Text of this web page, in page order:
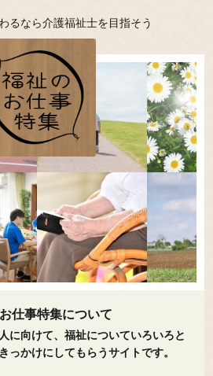
るなら介護福祉士を目指そう
仕事特集について
に向けて、福祉についていろいろと
っかけにしてもらうサイトです。